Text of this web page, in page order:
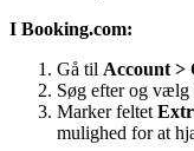
I Booking.com:
Gå til Account >
Søg efter og vælg
Marker feltet
mulighed for at hj